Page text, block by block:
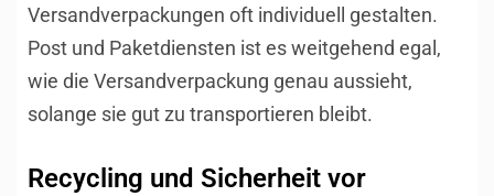
Versandverpackungen oft individuell gestalten.
Post und Paketdiensten ist es weitgehend egal,
wie die Versandverpackung genau aussieht,
solange sie gut zu transportieren bleibt.
Recycling und Sicherheit vor